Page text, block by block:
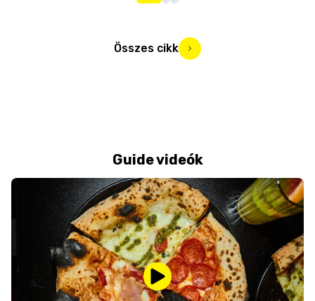
Összes cikk
Guide videók